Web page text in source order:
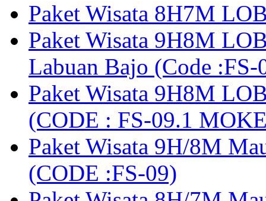
Paket Wisata 8H7M
Paket Wisata 9H8M
Labuan Bajo (Code
Paket Wisata 9H8M
(CODE : FS-09.1
Paket Wisata 9H/8M
(CODE :FS-09)